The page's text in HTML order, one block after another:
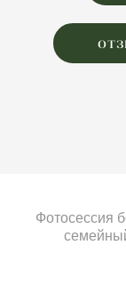
Фотосессия